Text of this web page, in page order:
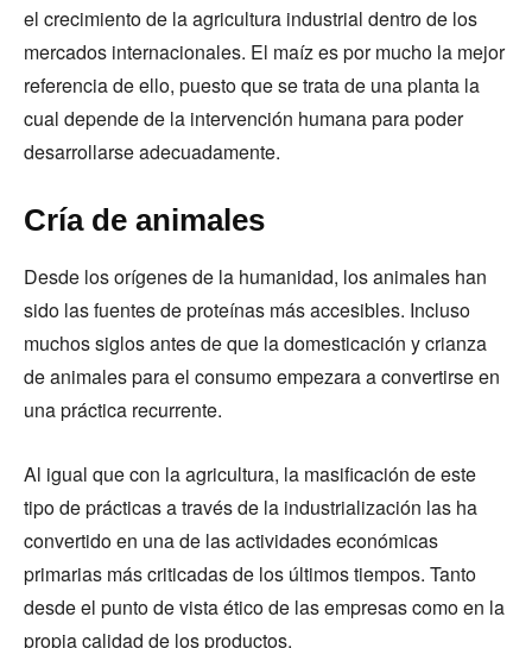
el crecimiento de la agricultura industrial dentro de los
mercados internacionales. El maíz es por mucho la mejor
referencia de ello, puesto que se trata de una planta la
cual depende de la intervención humana para poder
desarrollarse adecuadamente.
Cría de animales
Desde los orígenes de la humanidad, los animales han
sido las fuentes de proteínas más accesibles. Incluso
muchos siglos antes de que la domesticación y crianza
de animales para el consumo empezara a convertirse en
una práctica recurrente.
Al igual que con la agricultura, la masificación de este
tipo de prácticas a través de la industrialización las ha
convertido en una de las actividades económicas
primarias más criticadas de los últimos tiempos. Tanto
desde el punto de vista ético de las empresas como en la
propia calidad de los productos.